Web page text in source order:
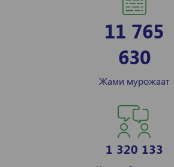
11 765
630
Жами мурожаат
1 320 133